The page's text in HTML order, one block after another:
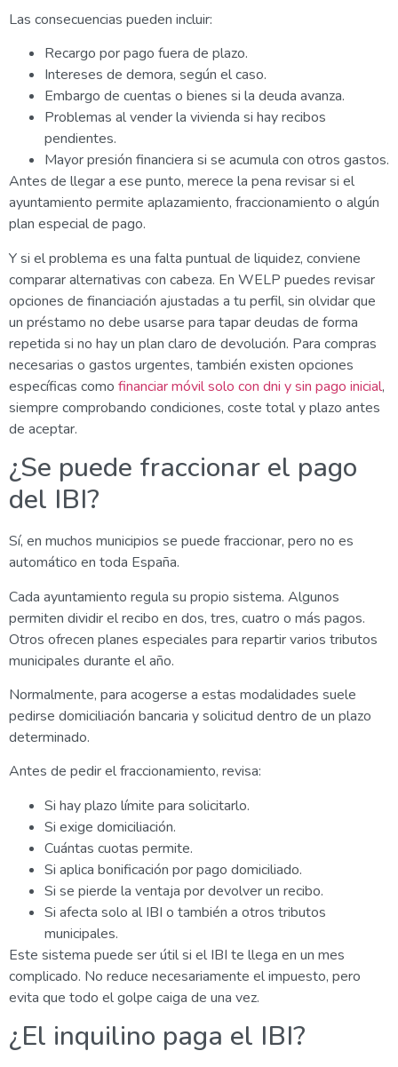
Las consecuencias pueden incluir:
Recargo por pago fuera de plazo.
Intereses de demora, según el caso.
Embargo de cuentas o bienes si la deuda avanza.
Problemas al vender la vivienda si hay recibos
pendientes.
Mayor presión financiera si se acumula con otros gastos.
Antes de llegar a ese punto, merece la pena revisar si el
ayuntamiento permite aplazamiento, fraccionamiento o algún
plan especial de pago.
Y si el problema es una falta puntual de liquidez, conviene
comparar alternativas con cabeza. En WELP puedes revisar
opciones de financiación ajustadas a tu perfil, sin olvidar que
un préstamo no debe usarse para tapar deudas de forma
repetida si no hay un plan claro de devolución. Para compras
necesarias o gastos urgentes, también existen opciones
específicas como financiar móvil solo con dni y sin pago inicial,
siempre comprobando condiciones, coste total y plazo antes
de aceptar.
¿Se puede fraccionar el pago
del IBI?
Sí, en muchos municipios se puede fraccionar, pero no es
automático en toda España.
Cada ayuntamiento regula su propio sistema. Algunos
permiten dividir el recibo en dos, tres, cuatro o más pagos.
Otros ofrecen planes especiales para repartir varios tributos
municipales durante el año.
Normalmente, para acogerse a estas modalidades suele
pedirse domiciliación bancaria y solicitud dentro de un plazo
determinado.
Antes de pedir el fraccionamiento, revisa:
Si hay plazo límite para solicitarlo.
Si exige domiciliación.
Cuántas cuotas permite.
Si aplica bonificación por pago domiciliado.
Si se pierde la ventaja por devolver un recibo.
Si afecta solo al IBI o también a otros tributos
municipales.
Este sistema puede ser útil si el IBI te llega en un mes
complicado. No reduce necesariamente el impuesto, pero
evita que todo el golpe caiga de una vez.
¿El inquilino paga el IBI?